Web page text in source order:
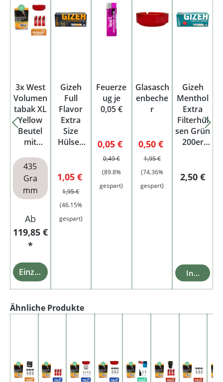
3x West
Volumen
tabak XL
Yellow
Beutel
mit
en
Hülsen
435
Gra
mm
Ab
119,85 €
*
Einzelheiten
Gizeh
Full
Flavor
Extra
Size
Hülsen
Verkaufspreis:
1,05 €
Regulärer Preis:
1,95 €
(46.15%
gespart)
Feuerze
ug je
0,05 €
Verkaufspreis:
0,05 €
Regulärer Preis:
0,49 €
(89.8%
gespart)
Glasasch
enbeche
r
Verkaufspreis:
0,50 €
Regulärer Preis:
1,95 €
(74.36%
gespart)
Gizeh
Menthol
Extra
Filterhül
sen Grün
200er
Regulärer
2,50 €
In den
Produktgalerie überspringen
Ähnliche Produkte